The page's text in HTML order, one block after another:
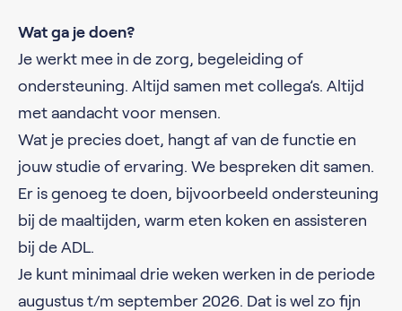
Wat ga je doen?
Je werkt mee in de zorg, begeleiding of
ondersteuning. Altijd samen met collega’s. Altijd
met aandacht voor mensen.
Wat je precies doet, hangt af van de functie en
jouw studie of ervaring. We bespreken dit samen.
Er is genoeg te doen, bijvoorbeeld ondersteuning
bij de maaltijden, warm eten koken en assisteren
bij de ADL.
Je kunt minimaal drie weken werken in de periode
augustus t/m september 2026. Dat is wel zo fijn